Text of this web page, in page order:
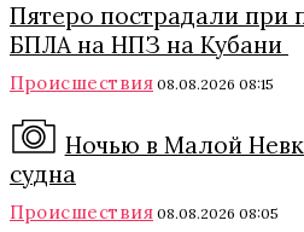
Пятеро пострадали при
БПЛА на НПЗ на Кубани
Происшествия 08.08.2026 08:15
Ночью в Малой
судна
Происшествия 08.08.2026 08:05